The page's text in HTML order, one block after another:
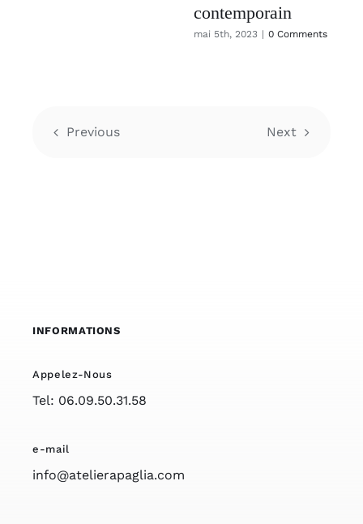
contemporain
mai 5th, 2023 | 0 Comments
Previous Next
INFORMATIONS
Appelez-Nous
Tel: 06.09.50.31.58
e-mail
info@atelierapaglia.com